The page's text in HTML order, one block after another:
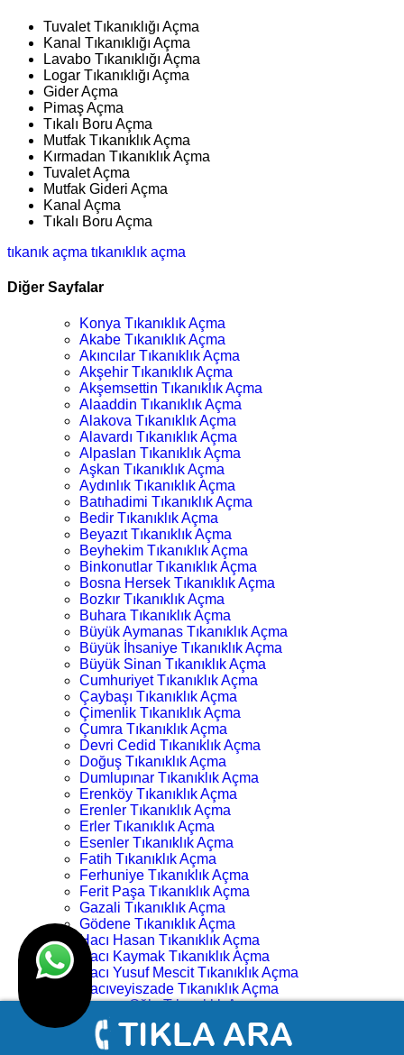
Tuvalet Tıkanıklığı Açma
Kanal Tıkanıklığı Açma
Lavabo Tıkanıklığı Açma
Logar Tıkanıklığı Açma
Gider Açma
Pimaş Açma
Tıkalı Boru Açma
Mutfak Tıkanıklık Açma
Kırmadan Tıkanıklık Açma
Tuvalet Açma
Mutfak Gideri Açma
Kanal Açma
Tıkalı Boru Açma
tıkanık açma tıkanıklık açma
Diğer Sayfalar
Konya Tıkanıklık Açma
Akabe Tıkanıklık Açma
Akıncılar Tıkanıklık Açma
Akşehir Tıkanıklık Açma
Akşemsettin Tıkanıklık Açma
Alaaddin Tıkanıklık Açma
Alakova Tıkanıklık Açma
Alavardı Tıkanıklık Açma
Alpaslan Tıkanıklık Açma
Aşkan Tıkanıklık Açma
Aydınlık Tıkanıklık Açma
Batıhadimi Tıkanıklık Açma
Bedir Tıkanıklık Açma
Beyazıt Tıkanıklık Açma
Beyhekim Tıkanıklık Açma
Binkonutlar Tıkanıklık Açma
Bosna Hersek Tıkanıklık Açma
Bozkır Tıkanıklık Açma
Buhara Tıkanıklık Açma
Büyük Aymanas Tıkanıklık Açma
Büyük İhsaniye Tıkanıklık Açma
Büyük Sinan Tıkanıklık Açma
Cumhuriyet Tıkanıklık Açma
Çaybaşı Tıkanıklık Açma
Çimenlik Tıkanıklık Açma
Çumra Tıkanıklık Açma
Devri Cedid Tıkanıklık Açma
Doğuş Tıkanıklık Açma
Dumlupınar Tıkanıklık Açma
Erenköy Tıkanıklık Açma
Erenler Tıkanıklık Açma
Erler Tıkanıklık Açma
Esenler Tıkanıklık Açma
Fatih Tıkanıklık Açma
Ferhuniye Tıkanıklık Açma
Ferit Paşa Tıkanıklık Açma
Gazali Tıkanıklık Açma
Gödene Tıkanıklık Açma
Hacı Hasan Tıkanıklık Açma
Hacı Kaymak Tıkanıklık Açma
Hacı Yusuf Mescit Tıkanıklık Açma
Hacıveyiszade Tıkanıklık Açma
Hamza Oğlu Tıkanıklık Açma
Hanay Başı Tıkanıklık Açma
Harmancık Tıkanıklık Açma